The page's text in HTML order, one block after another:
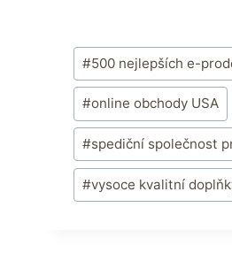
Štítky
příspěvků:
#500 nejlepších e-
#online obchody USA
#spediční společnost
#vysoce kvalitní